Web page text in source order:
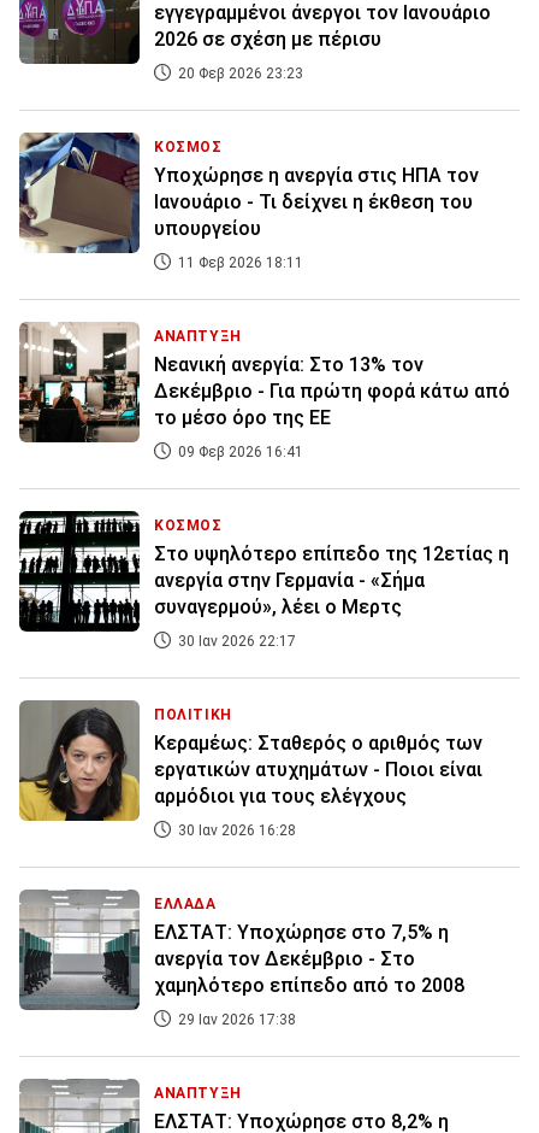
εγγεγραμμένοι άνεργοι τον Ιανουάριο
2026 σε σχέση με πέρισυ
20 Φεβ 2026 23:23
ΚΟΣΜΟΣ
Υποχώρησε η ανεργία στις ΗΠΑ τον
Ιανουάριο - Τι δείχνει η έκθεση του
υπουργείου
11 Φεβ 2026 18:11
ΑΝΑΠΤΥΞΗ
Νεανική ανεργία: Στο 13% τον
Δεκέμβριο - Για πρώτη φορά κάτω από
το μέσο όρο της ΕΕ
09 Φεβ 2026 16:41
ΚΟΣΜΟΣ
Στο υψηλότερο επίπεδο της 12ετίας η
ανεργία στην Γερμανία - «Σήμα
συναγερμού», λέει ο Μερτς
30 Ιαν 2026 22:17
ΠΟΛΙΤΙΚΗ
Κεραμέως: Σταθερός ο αριθμός των
εργατικών ατυχημάτων - Ποιοι είναι
αρμόδιοι για τους ελέγχους
30 Ιαν 2026 16:28
ΕΛΛΑΔΑ
ΕΛΣΤΑΤ: Υποχώρησε στο 7,5% η
ανεργία τον Δεκέμβριο - Στο
χαμηλότερο επίπεδο από το 2008
29 Ιαν 2026 17:38
ΑΝΑΠΤΥΞΗ
ΕΛΣΤΑΤ: Υποχώρησε στο 8,2% η